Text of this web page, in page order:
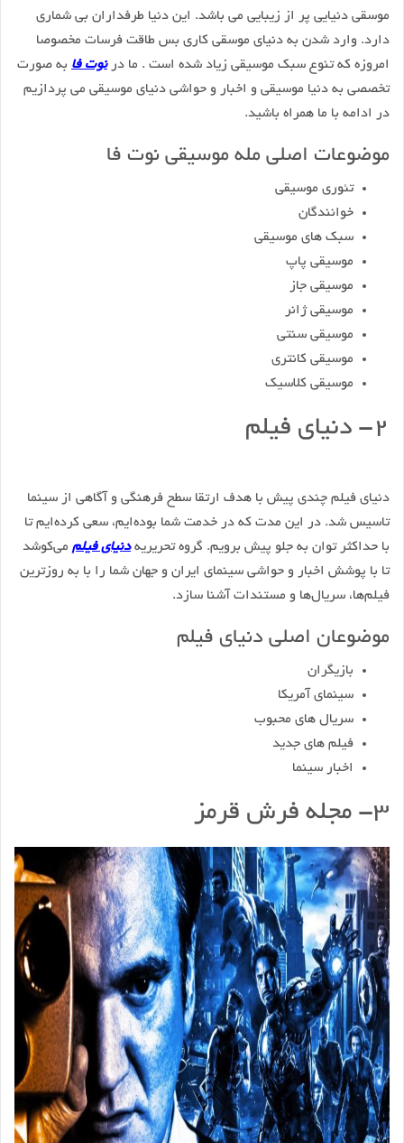
موسقی دنیایی پر از زیبایی می باشد. این دنیا طرفداران بی شماری
دارد. وارد شدن به دنیای موسقی کاری بس طاقت فرسات مخصوصا
امروزه که تنوع سبک موسیقی زیاد شده است . ما درنوت فا به صورت
تخصصی به دنیا موسیقی و اخبار و حواشی دنیای موسیقی می پردازیم
در ادامه با ما همراه باشید.
موضوعات اصلی مله موسیقی نوت فا
تئوری موسیقی
خوانندگان
سبک های موسیقی
موسیقی پاپ
موسیقی جاز
موسیقی ژانر
موسیقی سنتی
موسیقی کانتری
موسیقی کلاسیک
۲- دنیای فیلم
دنیای فیلم چندی پیش با هدف ارتقا سطح فرهنگی و آگاهی از سینما
تاسیس شد. در این مدت که در خدمت شما بوده‌ایم، سعی کرده‌ایم تا
با حداکثر توان به جلو پیش برویم. گروه تحریریهدنیای فیلم می‌کوشد
تا با پوشش اخبار و حواشی سینمای ایران و جهان شما را با به روزترین
فیلم‌ها، سریال‌ها و مستندات آشنا سازد.
موضوعان اصلی دنیای فیلم
بازیگران
سینمای آمریکا
سریال های محبوب
فیلم های جدید
اخبار سینما
۳- مجله فرش قرمز